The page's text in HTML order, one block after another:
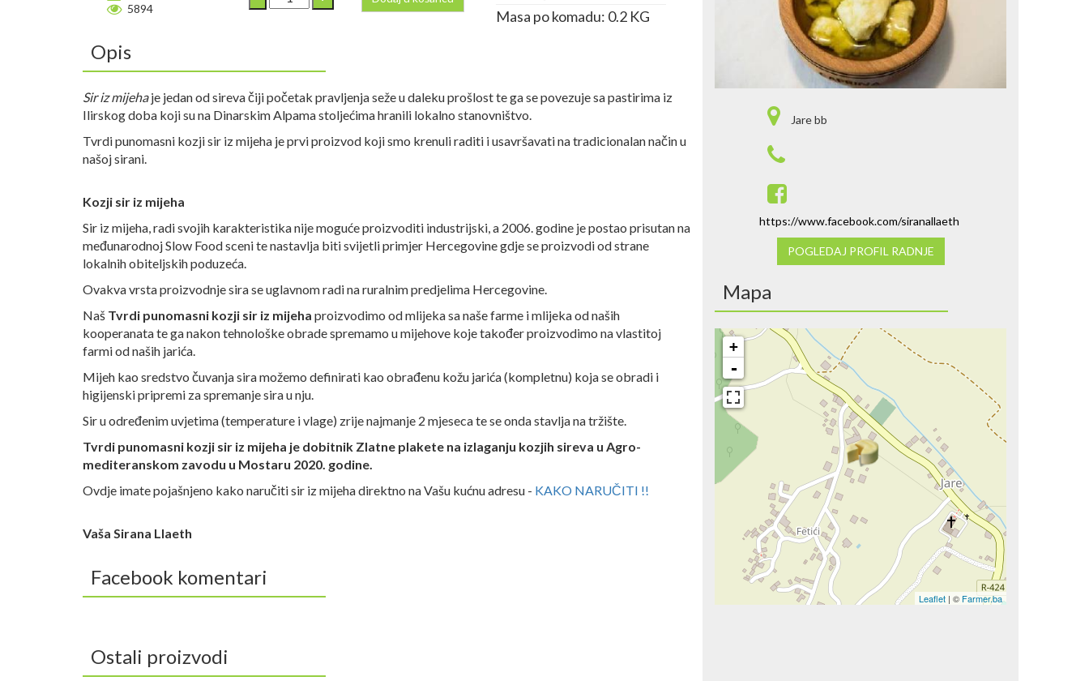
5894
Masa po komadu: 0.2 KG
Opis
Sir iz mijehaje jedan od sireva čiji početak pravljenja seže u daleku prošlost te ga se povezuje sa pastirima iz
Ilirskog doba koji su na Dinarskim Alpama stoljećima hranili lokalno stanovništvo.
Tvrdi punomasni kozji sir iz mijeha je prvi proizvod koji smo krenuli raditi i usavršavati na tradicionalan način u
našoj sirani.
Kozji sir iz mijeha
Sir iz mijeha, radi svojih karakteristika nije moguće proizvoditi industrijski, a 2006. godine je postao prisutan na
međunarodnoj Slow Food sceni te nastavlja biti svijetli primjer Hercegovine gdje se proizvodi od strane
lokalnih obiteljskih poduzeća.
Ovakva vrsta proizvodnje sira se uglavnom radi na ruralnim predjelima Hercegovine.
Naš Tvrdi punomasni kozji sir iz mijeha proizvodimo od mlijeka sa naše farme i mlijeka od naših
kooperanata te ga nakon tehnološke obrade spremamo u mijehove koje također proizvodimo na vlastitoj
farmi od naših jarića.
Mijeh kao sredstvo čuvanja sira možemo definirati kao obrađenu kožu jarića (kompletnu) koja se obradi i
higijenski pripremi za spremanje sira u nju.
Sir u određenim uvjetima (temperature i vlage) zrije najmanje 2 mjeseca te se onda stavlja na tržište.
Tvrdi punomasni kozji sir iz mijeha je dobitnik Zlatne plakete na izlaganju kozjih sireva u Agro-
mediteranskom zavodu u Mostaru 2020. godine.
Ovdje imate pojašnjeno kako naručiti sir iz mijeha direktno na Vašu kućnu adresu - KAKO NARUČITI !!
Vaša Sirana Llaeth
Facebook komentari
Ostali proizvodi
Jare bb
https://www.facebook.com/siranallaeth
POGLEDAJ PROFIL RADNJE
Mapa
+
-
Leaflet | © Farmer.ba